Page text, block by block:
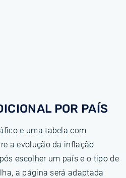
POR PAÍS
e uma tabela com
a evolução da inflação
escolher um país e o tipo de
a página será adaptada